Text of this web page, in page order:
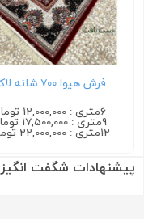
فرش هیوا ۷۰۰ شانه لاکی
6متری : 12,000,000 تومان
9متری : 17,500,000 تومان
12متری : 22,000,000 تومان
پیشنهادات شگفت انگیز